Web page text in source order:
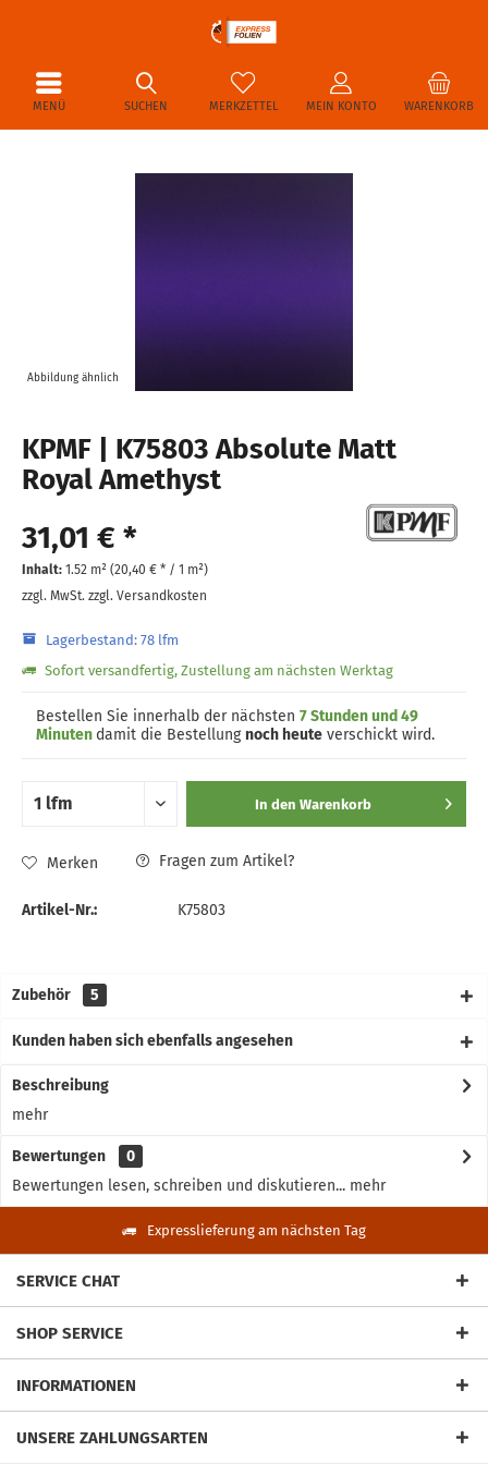
MENÜ WARENKORB
MERKZETTEL MEIN KONTO
SUCHEN
Abbildung ähnlich
KPMF | K75803 Absolute Matt
Royal Amethyst
31,01 € *
Inhalt: 1.52 m² (20,40 € * / 1 m²)
zzgl. MwSt. zzgl. Versandkosten
Lagerbestand: 78 lfm
Sofort versandfertig, Zustellung am nächsten Werktag
Bestellen Sie innerhalb der nächsten 7 Stunden und 49
Minuten damit die Bestellungnoch heute verschickt wird.
In den Warenkorb
Merken Fragen zum Artikel?
Artikel-Nr.: K75803
Zubehör 5
Kunden haben sich ebenfalls angesehen
Beschreibung
mehr
Bewertungen
0
Bewertungen lesen, schreiben und diskutieren... mehr
Expresslieferung am nächsten Tag
SERVICE CHAT
SHOP SERVICE
INFORMATIONEN
UNSERE ZAHLUNGSARTEN